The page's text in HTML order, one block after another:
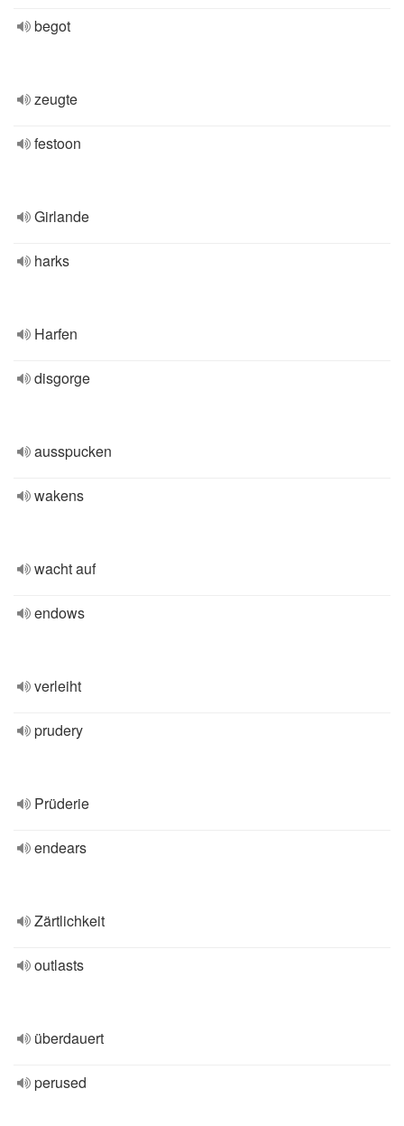
begot
zeugte
festoon
Girlande
harks
Harfen
disgorge
ausspucken
wakens
wacht auf
endows
verleiht
prudery
Prüderie
endears
Zärtlichkeit
outlasts
überdauert
perused